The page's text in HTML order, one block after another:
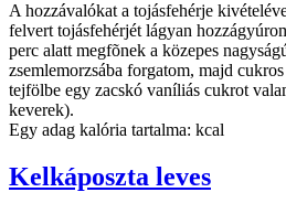
A hozzávalókat a tojásfehérje
felvert tojásfehérjét lágyan
perc alatt megfõnek a közepes
zsemlemorzsába forgatom, majd
tejfölbe egy zacskó vaníliás cukrot
keverek).
Egy adag kalória tartalma: kcal
Kelkáposzta leves